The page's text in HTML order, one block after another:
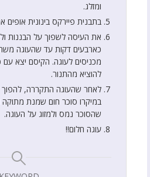
ומזלג.
בתבנית פיירקס בינונית אופים
כארבעים דקות עד שהעוגה
מכניסים לעוגה. הקיסם יצא עם
להוציא מהתנור.
לאחר שהעוגה התקררה,
במיקרו סוכר חום שמנת
שהסוכר נמס ולמזוג על העוגה.
עוגה חלום!!